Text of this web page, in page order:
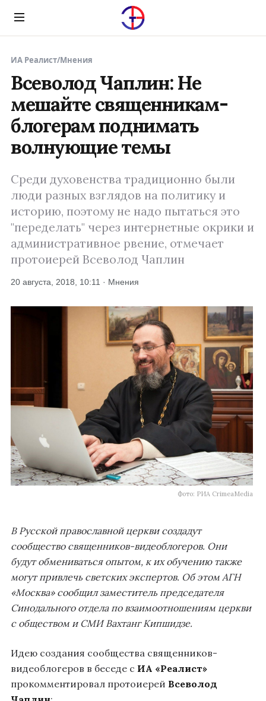
Menu
ИА Реалист/Мнения
Всеволод Чаплин: Не
мешайте священникам-
блогерам поднимать
волнующие темы
Среди духовенства традиционно были
люди разных взглядов на политику и
историю, поэтому не надо пытаться это
"переделать" через интернетные окрики и
административное рвение, отмечает
протоиерей Всеволод Чаплин
20 августа, 2018, 10:11 · Мнения
Фото: РИА CrimeaMedia
В Русской православной церкви создадут
сообщество священников-видеоблогеров. Они
будут обмениваться опытом, к их обучению также
могут привлечь светских экспертов. Об этом АГН
«Москва» сообщил заместитель председателя
Синодального отдела по взаимоотношениям церкви
с обществом и СМИ Вахтанг Кипшидзе.
Идею создания сообщества священников-
видеоблогеров в беседе с ИА «Реалист»
прокомментировал протоиерей Всеволод